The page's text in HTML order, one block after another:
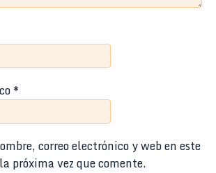
*
correo electrónico y web en este
próxima vez que comente.